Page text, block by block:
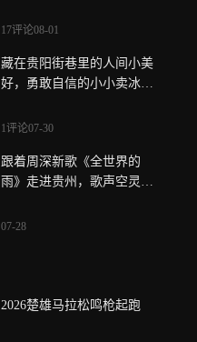
的苗族姑娘李刘宇作为中国
upra Model（年度超模单项
赛）亚洲区冠军、全球前五
17评论08-01
藏在贵阳街巷里的人间小美
好，勇敢自信的小小卖冰粉
真！简单的欢喜，温柔融化
1评论07-30
跟着周深新歌《全世界的
雨》走进贵州，歌声空灵旋
的意义，这也是动画电影
07-28
2026楚雄马拉松鸣枪起跑